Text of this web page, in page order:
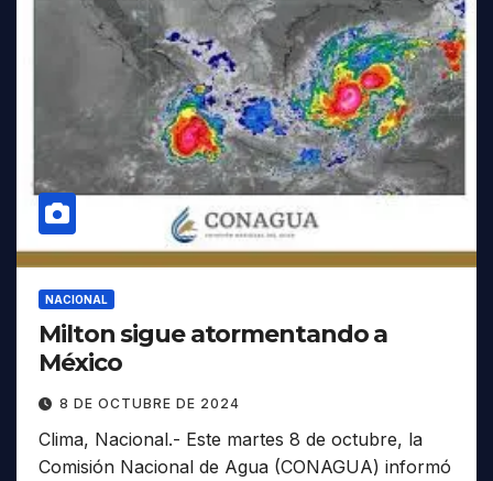
NACIONAL
Milton sigue atormentando a
México
8 DE OCTUBRE DE 2024
Clima, Nacional.- Este martes 8 de octubre, la
Comisión Nacional de Agua (CONAGUA) informó